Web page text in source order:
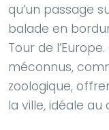
qu’un passage
balade en
Tour de
méconnus,
zoologique,
la ville, idéale au